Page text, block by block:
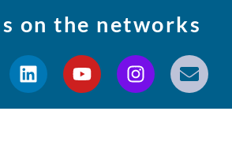
on the networks